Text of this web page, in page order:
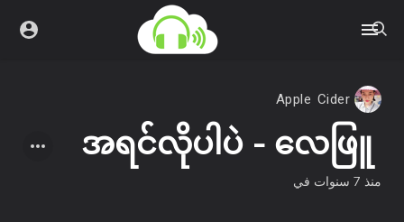
Apple Cider
အရင်လိုပါပဲ - လေဖြူ
منذ 7 سنوات في